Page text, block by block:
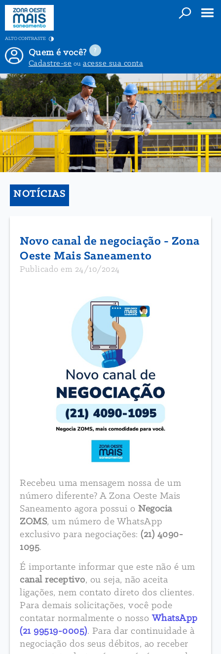
ALTO CONTRASTE
Quem é você?
Cadastre-se ouacesse sua conta
NOTÍCIAS
Novo canal de negociação - Zona
Oeste Mais Saneamento
Publicado em 24/10/2024
Recebeu uma mensagem nossa de um
número diferente? A Zona Oeste Mais
Saneamento agora possui o Negocia
ZOMS, um número de WhatsApp
exclusivo para negociações: (21) 4090-
1095.
É importante informar que este não é um
canal receptivo, ou seja, não aceita
ligações, nem contato direto dos clientes.
Para demais solicitações, você pode
contatar normalmente o nosso WhatsApp
(21 99519-0005). Para dar continuidade à
negociação dos seus débitos, ao receber